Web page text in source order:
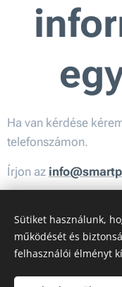
Ha van kérdése
telefonszámon.
Írjon az
Sütiket használunk,
működését és
felhasználói élményt